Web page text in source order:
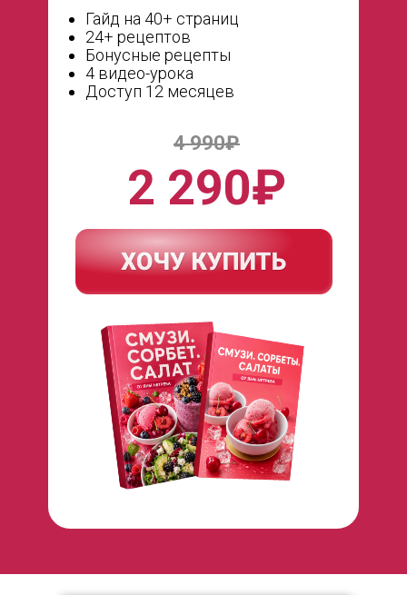
4 990₽
2 290₽
Гайд на 40+ страниц
24+ рецептов
Бонусные рецепты
4 видео-урока
Доступ 12 месяцев